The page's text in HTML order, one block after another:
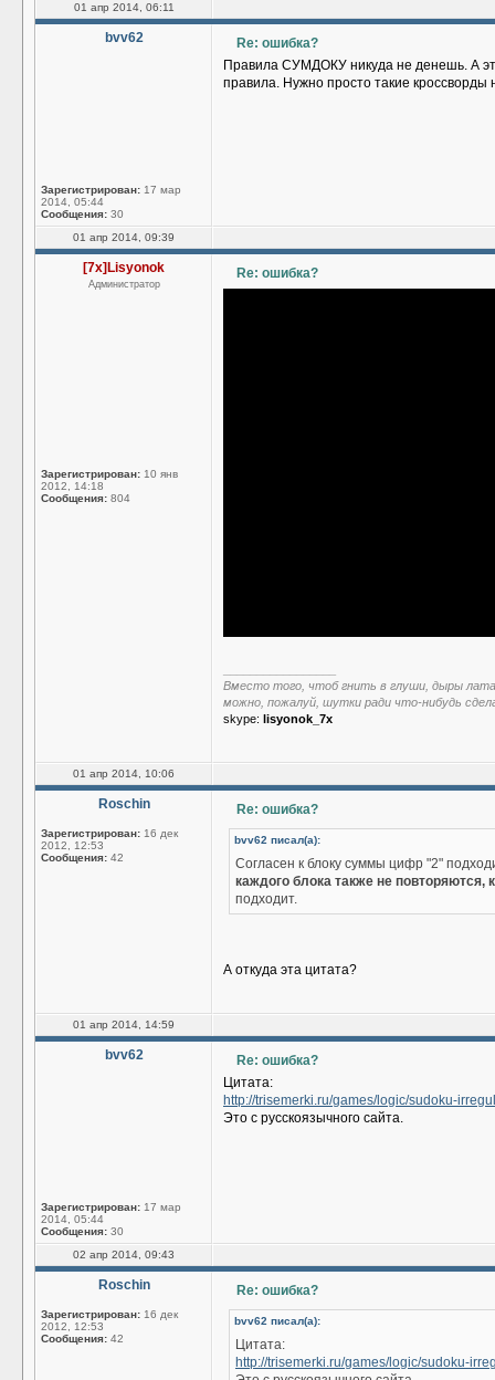
01 апр 2014, 06:11
bvv62
Зарегистрирован: 17 мар
2014, 05:44
Сообщения: 30
Re: ошибка?
Правила СУМДОКУ никуда не денешь. А
правила. Нужно просто такие кроссворды
01 апр 2014, 09:39
[7x]Lisyonok
Администратор
Зарегистрирован: 10 янв
2012, 14:18
Сообщения: 804
Re: ошибка?
Вместо того, чтоб гнить в глуши, дыры
можно, пожалуй, шутки ради что-нибудь
skype: lisyonok_7x
01 апр 2014, 10:06
Roschin
Зарегистрирован: 16 дек
2012, 12:53
Сообщения: 42
Re: ошибка?
bvv62 писал(а):
Согласен к блоку суммы цифр "2"
каждого блока также не повторяются,
подходит.
А откуда эта цитата?
01 апр 2014, 14:59
bvv62
Зарегистрирован: 17 мар
2014, 05:44
Сообщения: 30
Re: ошибка?
Цитата:
http://trisemerki.ru/games/logic/sudoku-
Это с русскоязычного сайта.
02 апр 2014, 09:43
Roschin
Зарегистрирован: 16 дек
2012, 12:53
Сообщения: 42
Re: ошибка?
bvv62 писал(а):
Цитата:
http://trisemerki.ru/games/logic/sudoku-